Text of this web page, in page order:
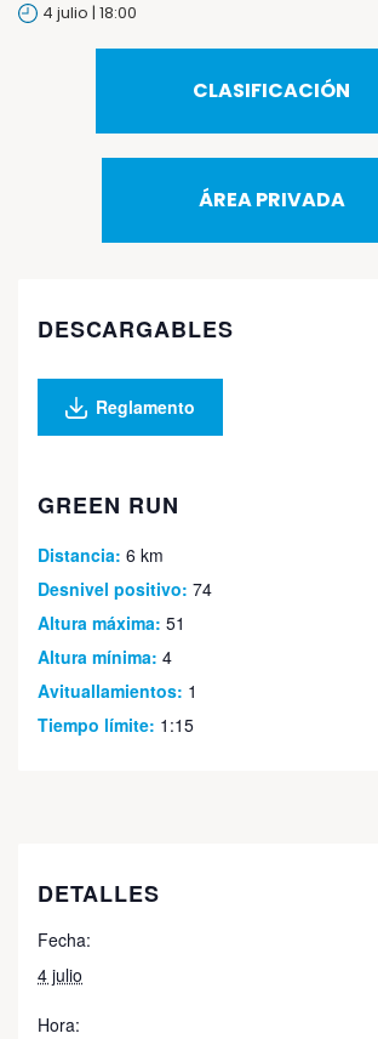
4 julio | 18:00
CLASIFICACIÓN
ÁREA PRIVADA
DESCARGABLES
Reglamento
GREEN RUN
Distancia: 6 km
Desnivel positivo: 74
Altura máxima: 51
Altura mínima: 4
Avituallamientos: 1
Tiempo límite: 1:15
DETALLES
Fecha:
4 julio
Hora: